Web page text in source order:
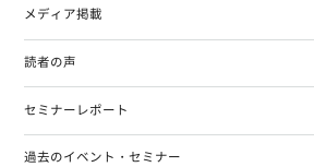
メディア掲載
読者の声
セミナーレポート
過去のイベント・セミナー